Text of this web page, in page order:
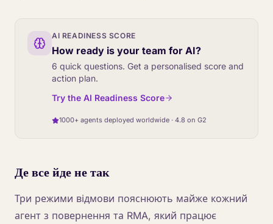
AI READINESS SCORE
How ready is your team for AI?
6 quick questions. Get a personalised score and
action plan.
Try the AI Readiness Score
1000+ agents deployed worldwide · 4.8 on G2
Де все йде не так
Три режими відмови пояснюють майже кожний
агент з повернення та RMA, який працює